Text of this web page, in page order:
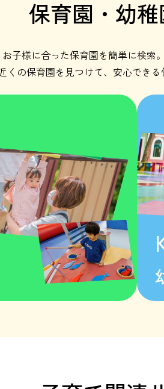
保育園・幼
お子様に合った保育園を簡単に検索
くの保育園を見つけて、安心できる